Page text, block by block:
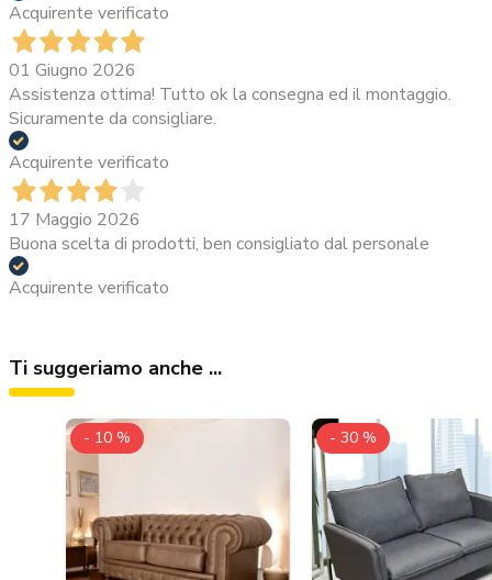
Acquirente verificato
01 Giugno 2026
Assistenza ottima! Tutto ok la consegna ed il montaggio.
Sicuramente da consigliare.
Acquirente verificato
17 Maggio 2026
Buona scelta di prodotti, ben consigliato dal personale
Acquirente verificato
Ti suggeriamo anche ...
- 10 % - 30 %